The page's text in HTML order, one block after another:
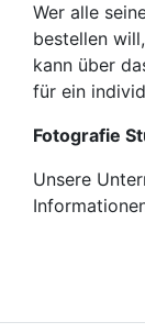
Wer alle
bestellen will,
kann über
für ein
Fotografie
Unsere